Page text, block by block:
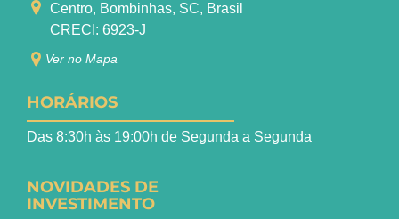
Centro, Bombinhas, SC, Brasil
CRECI: 6923-J
Ver no Mapa
HORÁRIOS
Das 8:30h às 19:00h de Segunda a Segunda
NOVIDADES DE
INVESTIMENTO